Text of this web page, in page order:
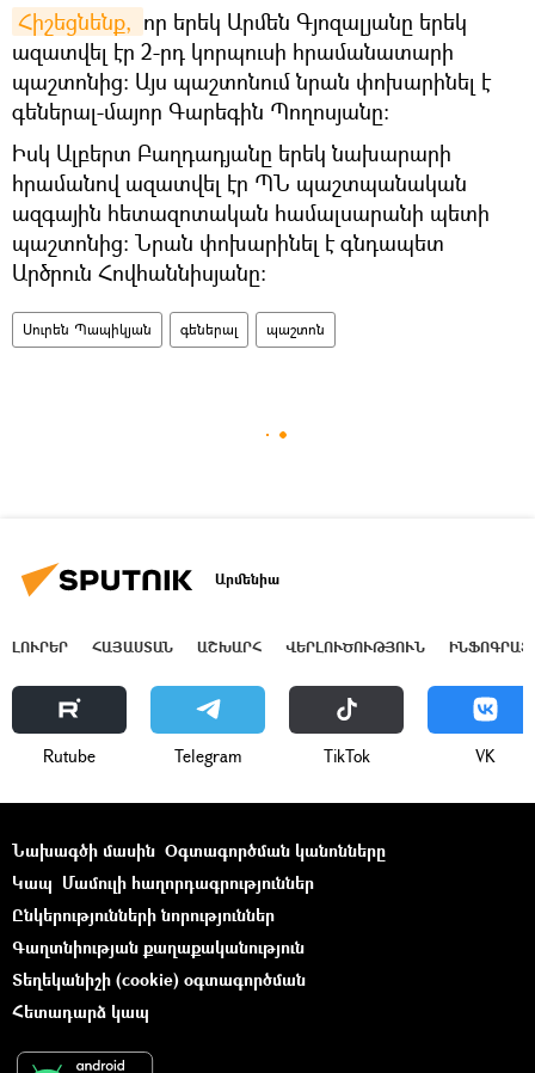
Հիշեցնենք, որ երեկ Արմեն Գյոզալյանը երեկ
ազատվել էր 2-րդ կորպուսի հրամանատարի
պաշտոնից։ Այս պաշտոնում նրան փոխարինել է
գեներալ-մայոր Գարեգին Պողոսյանը։
Իսկ Ալբերտ Բաղդադյանը երեկ նախարարի
հրամանով ազատվել էր ՊՆ պաշտպանական
ազգային հետազոտական համալսարանի պետի
պաշտոնից։ Նրան փոխարինել է գնդապետ
Արծրուն Հովհաննիսյանը։
Սուրեն Պապիկյան գեներալ պաշտոն
Արմենիա
ԼՈՒՐԵՐ ՀԱՅԱՍՏԱՆ ԱՇԽԱՐՀ ՎԵՐԼՈՒԾՈՒԹՅՈՒՆ
Rutube Telegram ТikТоk VK
Նախագծի մասին Օգտագործման կանոնները
Կապ Մամուլի հաղորդագրություններ
Ընկերությունների նորություններ
Գաղտնիության քաղաքականություն
Տեղեկանիշի (cookie) օգտագործման
Հետադարձ կապ